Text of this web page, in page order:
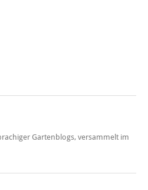
Gartenblogs, versammelt im